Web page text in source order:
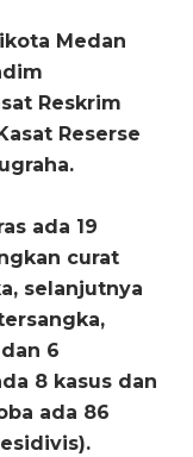
Medan
Reskrim
Reserse
ada 19
curat
selanjutnya
6
8 kasus dan
ada 86